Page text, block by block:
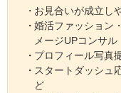
お見合いが成立し
婚活ファッション
メージUPコンサル
プロフィール写真
スタートダッシュ
ど